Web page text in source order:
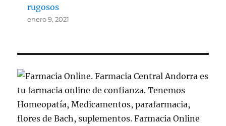
rugosos
enero 9, 2021